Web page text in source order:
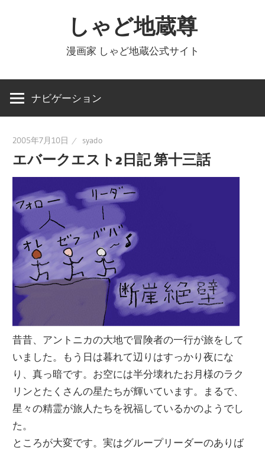
ツ
しゃど地蔵尊
漫画家 しゃど地蔵公式サイト
ナビゲーション
2005年7月10日 syado
エバークエスト2日記 第十三話
昔昔、アントニカの大地で冒険者の一行が旅をして
いました。もう日は暮れて辺りはすっかり夜にな
り、真っ暗です。お空には半分壊れたお月様のラク
リンとたくさんの星たちが輝いています。まるで、
星々の精霊が旅人たちを祝福しているかのようでし
た。
ところが大変です。実はグループリーダーのありば